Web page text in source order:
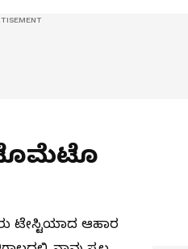
ಟೊಮೆಟೊ
ಟೇಸ್ಟಿಯಾದ ಆಹಾರ